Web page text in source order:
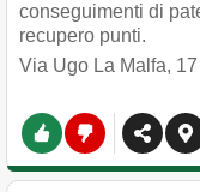
conseguimenti di
recupero punti.
Via Ugo La Malfa, 17